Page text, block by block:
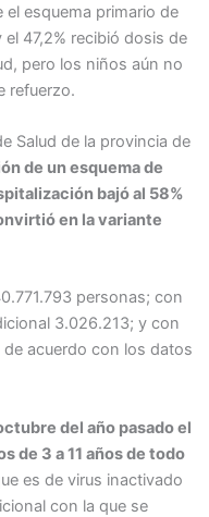
el esquema primario de
47,2% recibió dosis de
pero los niños aún no
refuerzo.
Salud de la provincia de
de un esquema de
bajó al 58%
en la variante
personas; con
3.026.213; y con
de acuerdo con los datos
del año pasado el
de 3 a 11 años de todo
es de virus inactivado
con la que se